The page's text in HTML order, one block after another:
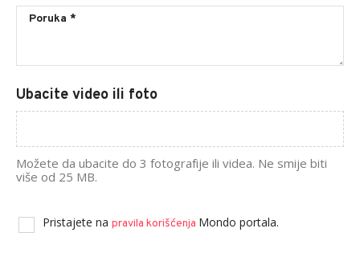
Ubacite video ili foto
Možete da ubacite do 3 fotografije ili videa. Ne smije biti
više od 25 MB.
Pristajete na pravila korišćenja Mondo portala.